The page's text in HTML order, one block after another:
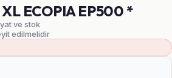
ECOPIA EP500 *
ve stok
edilmelidir